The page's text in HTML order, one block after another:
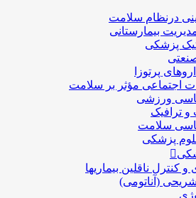
درنظام سلامت
پزشکی
پرتوزا
اجتماعی مؤثر بر سلامت
ورزشی
ترافیک
سلامت
پزشکی
و کنترل ناقلین بیماریها
(آناتومی)